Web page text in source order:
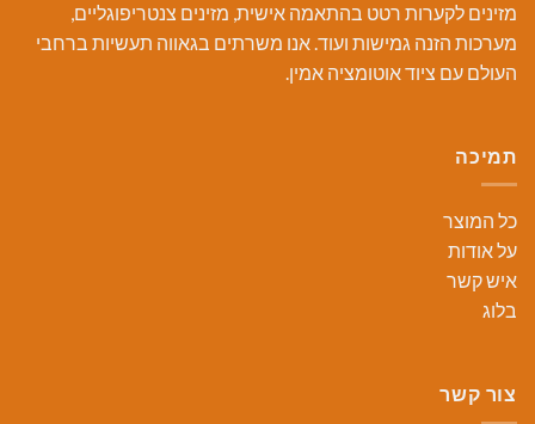
מזינים לקערות רטט בהתאמה אישית, מזינים צנטריפוגליים,
מערכות הזנה גמישות ועוד. אנו משרתים בגאווה תעשיות ברחבי
העולם עם ציוד אוטומציה אמין.
תמיכה
כל המוצר
על אודות
איש קשר
בלוג
צור קשר